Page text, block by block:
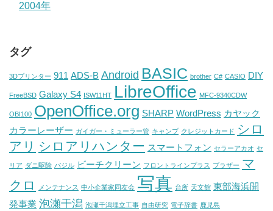
2004年
タグ
3Dプリンター 911 ADS-B Android BASIC brother C# CASIO DIY
FreeBSD Galaxy S4 ISW11HT LibreOffice MFC-9340CDW
OBI100 OpenOffice.org SHARP WordPress カヤック
カラーレーザー ガイガー・ミューラー管 キャンプ クレジットカード シロ
アリ シロアリハンター スマートフォン セラーアカオ セ
リア ダニ駆除 バジル ビーチクリーン フロントラインプラス ブラザー マ
クロ
メンテナンス 中小企業家同友会 写真 台所 天文館 東部海浜開
発事業 泡瀬干潟 泡瀬干潟埋立工事 自由研究 電子辞書 鹿児島